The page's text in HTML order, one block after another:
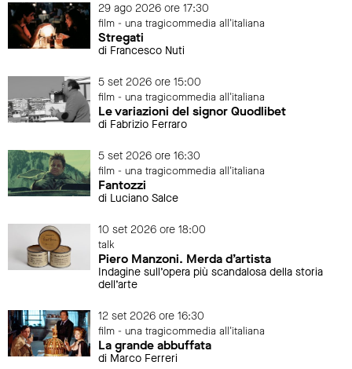
29 ago 2026 ore 17:30
film - una tragicommedia all'italiana
Stregati
di Francesco Nuti
5 set 2026 ore 15:00
film - una tragicommedia all'italiana
Le variazioni del signor Quodlibet
di Fabrizio Ferraro
5 set 2026 ore 16:30
film - una tragicommedia all'italiana
Fantozzi
di Luciano Salce
10 set 2026 ore 18:00
talk
Piero Manzoni. Merda d’artista
Indagine sull’opera più scandalosa della storia
dell’arte
12 set 2026 ore 16:30
film - una tragicommedia all'italiana
La grande abbuffata
di Marco Ferreri